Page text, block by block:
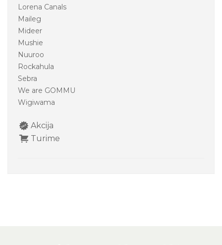
Lorena Canals
Maileg
Mideer
Mushie
Nuuroo
Rockahula
Sebra
We are GOMMU
Wigiwama
Akcija
Turime